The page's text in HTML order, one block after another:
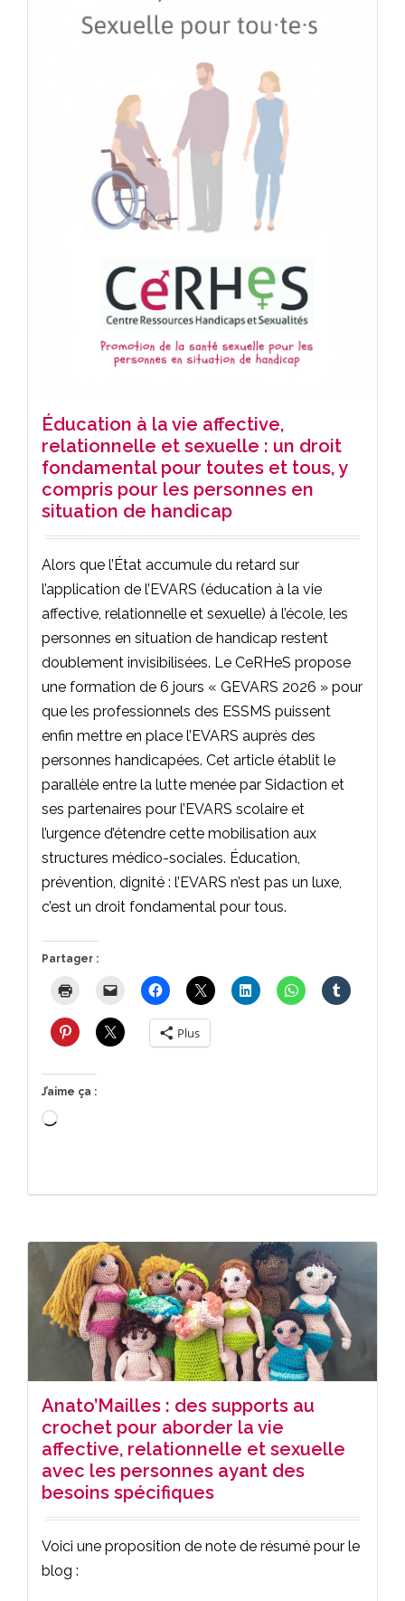
Éducation à la vie affective,
relationnelle et sexuelle : un droit
fondamental pour toutes et tous, y
compris pour les personnes en
situation de handicap
Alors que l’État accumule du retard sur
l’application de l’EVARS (éducation à la vie
affective, relationnelle et sexuelle) à l’école, les
personnes en situation de handicap restent
doublement invisibilisées. Le CeRHeS propose
une formation de 6 jours « GEVARS 2026 » pour
que les professionnels des ESSMS puissent
enfin mettre en place l’EVARS auprès des
personnes handicapées. Cet article établit le
parallèle entre la lutte menée par Sidaction et
ses partenaires pour l’EVARS scolaire et
l’urgence d’étendre cette mobilisation aux
structures médico-sociales. Éducation,
prévention, dignité : l’EVARS n’est pas un luxe,
c’est un droit fondamental pour tous.
Partager :
Plus
J’aime ça :
Chargement…
Anato’Mailles : des supports au
crochet pour aborder la vie
affective, relationnelle et sexuelle
avec les personnes ayant des
besoins spécifiques
Voici une proposition de note de résumé pour le
blog :